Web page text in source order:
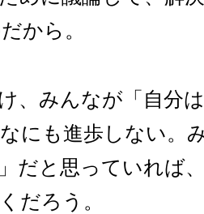
から。
、みんなが「自分
にも進歩しない。
だと思っていれば
だろう。